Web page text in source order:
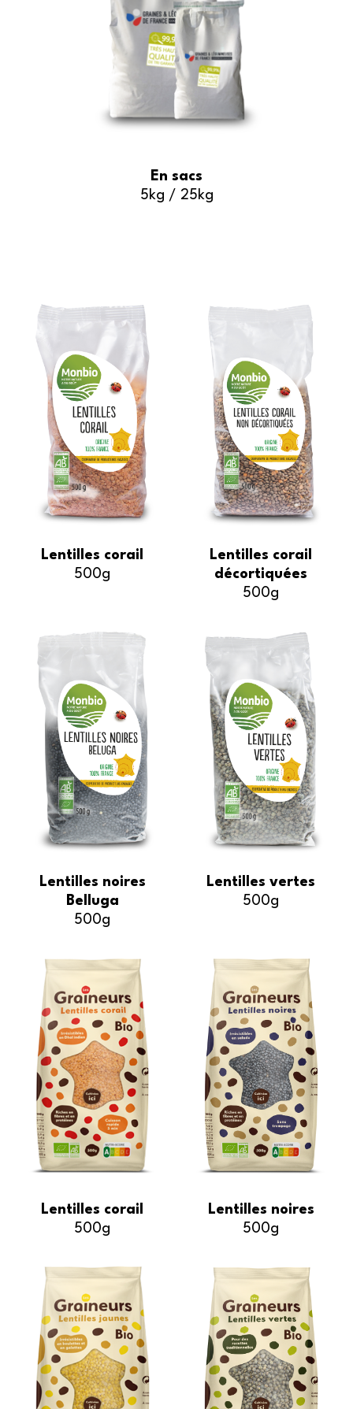
En sacs
5kg / 25kg
Lentilles corail
500g
Lentilles corail
décortiquées
500g
Lentilles noires
Belluga
500g
Lentilles vertes
500g
Lentilles corail
500g
Lentilles noires
500g